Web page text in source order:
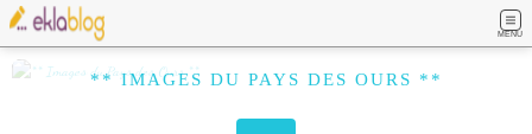
MENU
** IMAGES DU PAYS DES OURS **